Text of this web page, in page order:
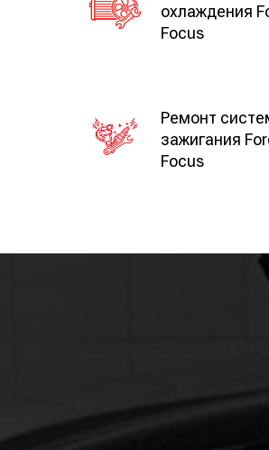
охлаждения
Focus
Ремонт
зажигания
Focus